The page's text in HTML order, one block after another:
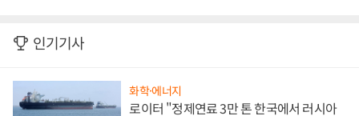
인기기사
화학·에너지
로이터 "정제연료 3만 톤 한국에서 러시아